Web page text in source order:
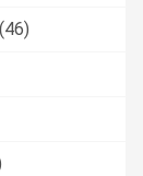
(46)